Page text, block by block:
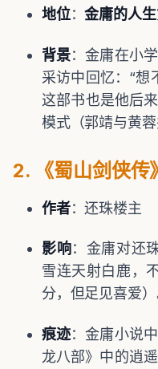
地位：金庸的人
背景：金庸在小
采访中回忆：“想
这部书也是他后
模式（郭靖与黄
2. 《蜀山剑侠传
作者：还珠楼主
影响：金庸对还
雪连天射白鹿，
分，但足见喜爱）
痕迹：金庸小说
龙八部》中的逍